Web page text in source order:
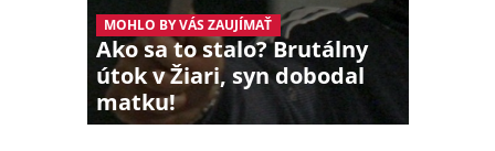
MOHLO BY VÁS ZAUJÍMAŤ
Ako sa to stalo? Brutálny
útok v Žiari, syn dobodal
matku!